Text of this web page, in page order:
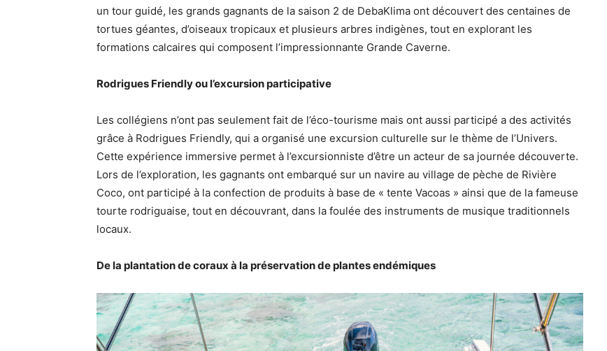
un tour guidé, les grands gagnants de la saison 2 de DebaKlima ont découvert des centaines de
tortues géantes, d’oiseaux tropicaux et plusieurs arbres indigènes, tout en explorant les
formations calcaires qui composent l’impressionnante Grande Caverne.
Rodrigues Friendly ou l’excursion participative
Les collégiens n’ont pas seulement fait de l’éco-tourisme mais ont aussi participé a des activités
grâce à Rodrigues Friendly, qui a organisé une excursion culturelle sur le thème de l’Univers.
Cette expérience immersive permet à l’excursionniste d’être un acteur de sa journée découverte.
Lors de l’exploration, les gagnants ont embarqué sur un navire au village de pèche de Rivière
Coco, ont participé à la confection de produits à base de « tente Vacoas » ainsi que de la fameuse
tourte rodriguaise, tout en découvrant, dans la foulée des instruments de musique traditionnels
locaux.
De la plantation de coraux à la préservation de plantes endémiques